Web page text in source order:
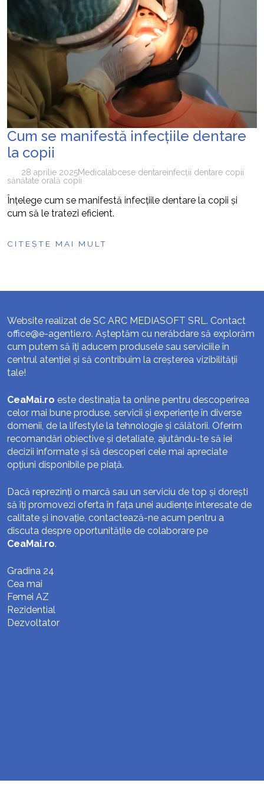
Cum se manifestă infecțiile dentare
la copii
28 aprilie 2025Medical abcese dentareinfecții dentare copii
sănătate orală copii
Înțelege cum se manifestă infecțiile dentare la copii și
cum să le tratezi eficient.
CITEȘTE MAI MULT
Website realizat de SC ARC MEDIASOFT SRL. Contact
office@e-agentie.ro. Așteptăm cu nerăbdare să explorăm
cum putem să îți aducem produsele sau serviciile în
centrul atenției și să contribuim la creșterea vizibilității
tale!
CeaMai.ro este destinația ta online pentru descoperirea
celor mai bune produse, servicii și experiențe în diverse
domenii, de la lifestyle la tehnologie și călătorii. Oferim
recomandări obiective și detaliate, ajutându-te să iei
decizii informate și să descoperi cele mai apreciate
opțiuni disponibile pe piață.
Dacă reprezinți o marcă sau un serviciu de top și dorești
să îți promovezi oferta în fața unei audiențe interesate de
calitate și inovație, contactează-ne acum pentru a
discuta despre oportunitățile de colaborare pe
CeaMai.ro.
Gradina 24
Cea mai
Femei AZ
Rezidential
Dezvoltator